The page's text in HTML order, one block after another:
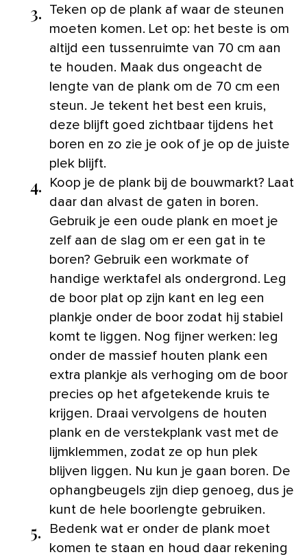
3.
Teken op de plank af waar de steunen
moeten komen. Let op: het beste is om
altijd een tussenruimte van 70 cm aan
te houden. Maak dus ongeacht de
lengte van de plank om de 70 cm een
steun. Je tekent het best een kruis,
deze blijft goed zichtbaar tijdens het
boren en zo zie je ook of je op de juiste
plek blijft.
4.
Koop je de plank bij de bouwmarkt? Laat
daar dan alvast de gaten in boren.
Gebruik je een oude plank en moet je
zelf aan de slag om er een gat in te
boren? Gebruik een workmate of
handige werktafel als ondergrond. Leg
de boor plat op zijn kant en leg een
plankje onder de boor zodat hij stabiel
komt te liggen. Nog fijner werken: leg
onder de massief houten plank een
extra plankje als verhoging om de boor
precies op het afgetekende kruis te
krijgen. Draai vervolgens de houten
plank en de verstekplank vast met de
lijmklemmen, zodat ze op hun plek
blijven liggen. Nu kun je gaan boren. De
ophangbeugels zijn diep genoeg, dus je
kunt de hele boorlengte gebruiken.
5.
Bedenk wat er onder de plank moet
komen te staan en houd daar rekening